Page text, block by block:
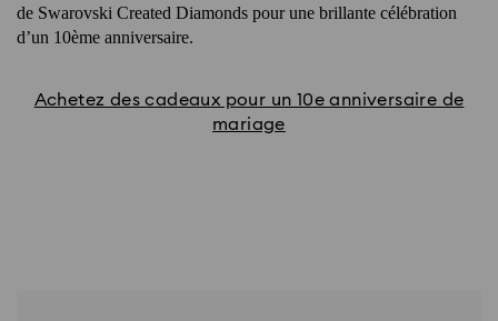
de Swarovski Created Diamonds pour une brillante célébration
d’un 10ème anniversaire.
Achetez des cadeaux pour un 10e anniversaire de
mariage